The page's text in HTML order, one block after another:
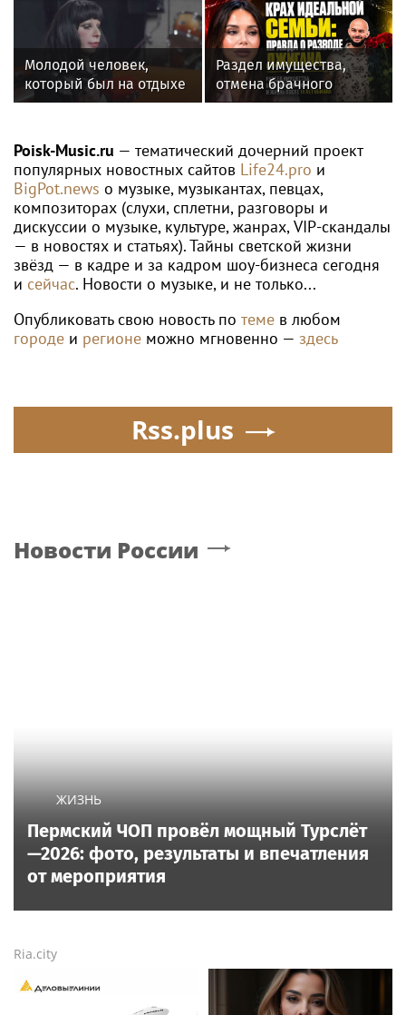
настоящей звездой
IV степени
Молодой человек,
который был на отдыхе
с Агузаровой, опроверг
Раздел имущества,
отмена брачного
контракта и новые
Оксаной Самойловой
Poisk-Music.ru — тематический дочерний проект
популярных новостных сайтов Life24.pro и
BigPot.news о музыке, музыкантах, певцах,
композиторах (слухи, сплетни, разговоры и
дискуссии о музыке, культуре, жанрах, VIP-скандалы
— в новостях и статьях). Тайны светской жизни
звёзд — в кадре и за кадром шоу-бизнеса сегодня
и сейчас. Новости о музыке, и не только...
Опубликовать свою новость по теме в любом
городе и регионе можно мгновенно — здесь
Rss.plus
Новости России
ЖИЗНЬ
Пермский ЧОП провёл мощный Турслёт
—2026: фото, результаты и впечатления
от мероприятия
Ria.city